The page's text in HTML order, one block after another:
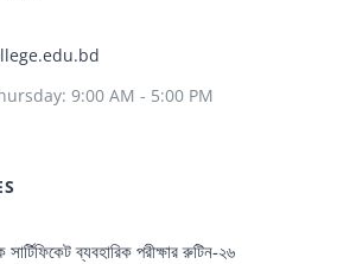
9:00 AM - 5:00 PM
ব্যবহারিক পরীক্ষার রুটিন-২৬